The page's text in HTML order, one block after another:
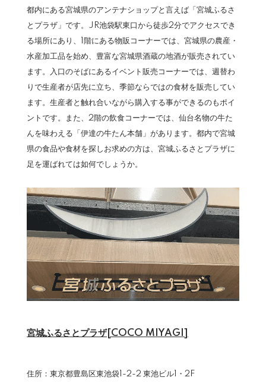
都内にある宮城県のアンテナショップと言えば「宮城ふるさ
とプラザ」です。JR池袋駅東口から徒歩2分でアクセスでき
る場所にあり、1階にある物販コーナーでは、宮城県の農産・
水産加工品を始め、豊富な宮城県酒蔵の地酒が販売されてい
ます。入口のそばにあるイベント販売コーナーでは、週替わ
りで生産者が店先に立ち、季節ならではの食材を販売してい
ます。生産者と触れ合いながら購入する事ができるのもポイ
ントです。また、2階の飲食コーナーでは、仙台名物の牛た
んを味わえる「伊達の牛たん本舗」があります。都内で宮城
県の食品や食材を探しお求めの方は、宮城ふるさとプラザに
足を運ばれては如何でしょうか。
宮城ふるさとプラザ[COCO MIYAGI]
住所：東京都豊島区東池袋1-2-2 東池ビル1・2F